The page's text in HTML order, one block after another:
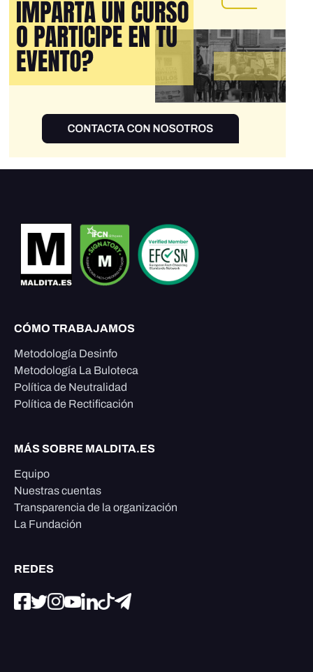
CÓMO TRABAJAMOS
Metodología Desinfo
Metodología La Buloteca
Política de Neutralidad
Política de Rectificación
MÁS SOBRE MALDITA.ES
Equipo
Nuestras cuentas
Transparencia de la organización
La Fundación
REDES